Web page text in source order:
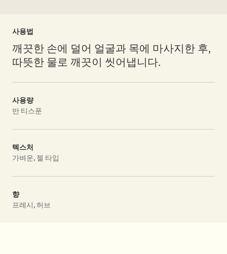
사용법
깨끗한 손에 덜어 얼굴과 목에 마사지한 후,
따뜻한 물로 깨끗이 씻어냅니다.
사용량
반 티스푼
텍스처
가벼운, 젤 타입
향
프레시, 허브